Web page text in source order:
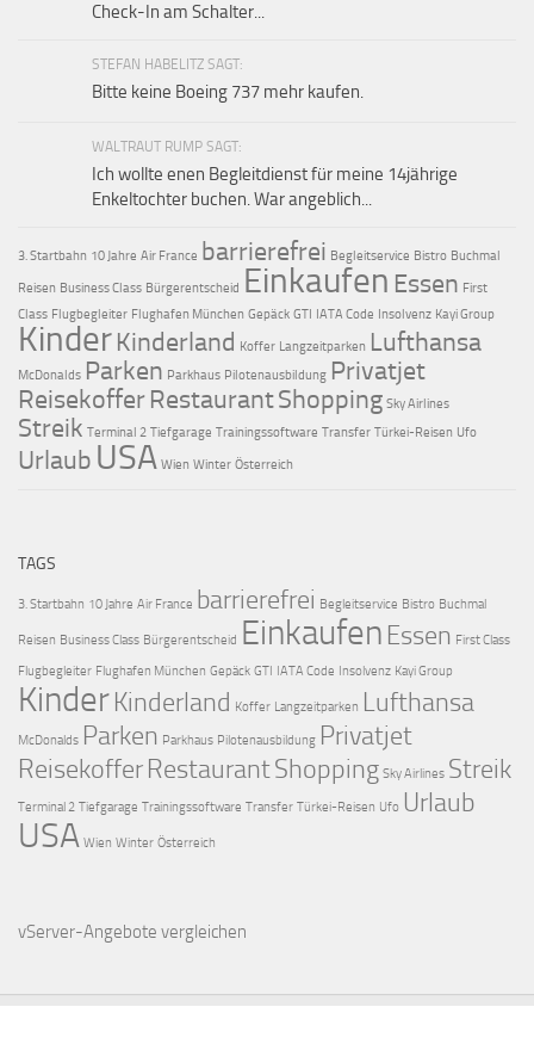
Check-In am Schalter...
STEFAN HABELITZ SAGT:
Bitte keine Boeing 737 mehr kaufen.
WALTRAUT RUMP SAGT:
Ich wollte enen Begleitdienst für meine 14jährige
Enkeltochter buchen. War angeblich...
3. Startbahn 10 Jahre Air France barrierefrei Begleitservice Bistro Buchmal
Reisen Business Class Bürgerentscheid Einkaufen Essen First
Class Flugbegleiter Flughafen München Gepäck GTI IATA Code Insolvenz Kayi Group
KinderKinderland Koffer Langzeitparken Lufthansa
McDonalds Parken Parkhaus Pilotenausbildung Privatjet
ReisekofferRestaurantShopping Sky Airlines
Streik Terminal 2 Tiefgarage Trainingssoftware Transfer Türkei-Reisen Ufo
Urlaub USA Wien Winter Österreich
TAGS
3. Startbahn 10 Jahre Air France barrierefrei Begleitservice Bistro Buchmal
Reisen Business Class Bürgerentscheid Einkaufen Essen First Class
Flugbegleiter Flughafen München Gepäck GTI IATA Code Insolvenz Kayi Group
KinderKinderland Koffer Langzeitparken Lufthansa
McDonalds Parken Parkhaus Pilotenausbildung Privatjet
ReisekofferRestaurantShopping Sky Airlines Streik
Terminal 2 Tiefgarage Trainingssoftware Transfer Türkei-Reisen Ufo Urlaub
USA Wien Winter Österreich
vServer-Angebote vergleichen